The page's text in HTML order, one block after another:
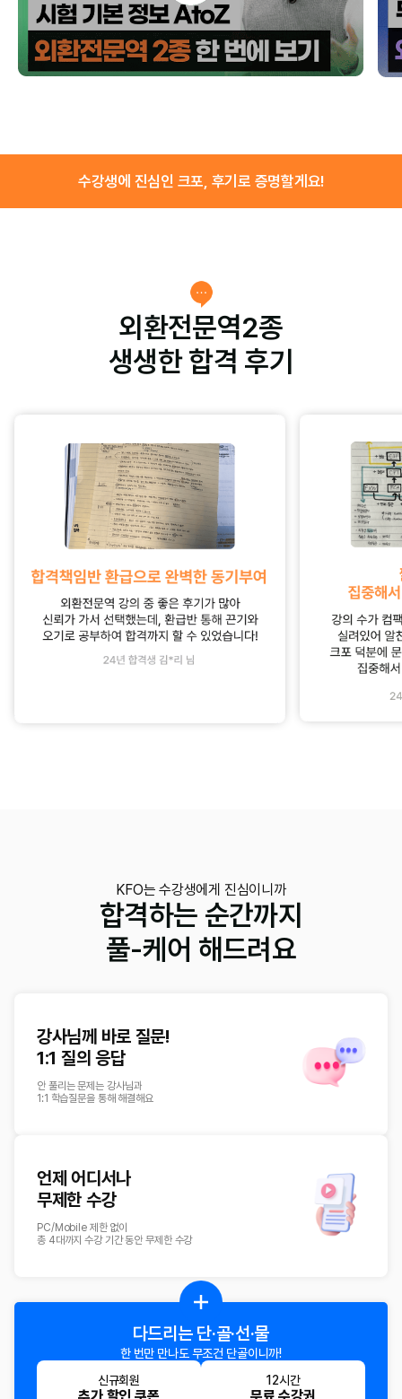
수강생에 진심인 크포, 후기로 증명할게요!
외환전문역2종
생생한 합격 후기
KFO는 수강생에게 진심이니까
합격하는 순간까지
풀-케어 해드려요
강사님께 바로 질문!
1:1 질의 응답
안 풀리는 문제는 강사님과
1:1 학습질문을 통해 해결해요
언제 어디서나
무제한 수강
PC/Mobile 제한 없이
총 4대까지 수강 기간 동안 무제한 수강
다드리는 단·골·선·물
한 번만 만나도무조건 단골이니까!
신규회원
12시간